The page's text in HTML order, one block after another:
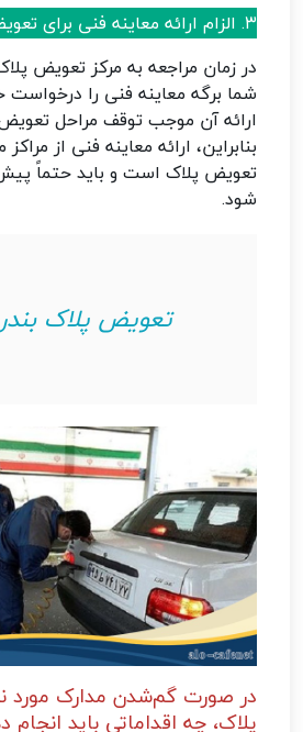
۳. الزام ارائه معاینه فنی برای تعویض پلاک
در زمان مراجعه به مرکز تعویض
شما برگه معاینه فنی را درخواست
ارائه آن موجب توقف مراحل
بنابراین، ارائه معاینه فنی از
تعویض پلاک است و باید حتماً
شود.
تعویض پلاک
در صورت گم‌شدن مدارک مورد
پلاک، چه اقداماتی باید انجام